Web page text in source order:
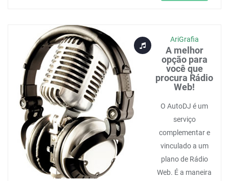
AriGrafia
A melhor
opção para
você que
procura Rádio
Web!
O AutoDJ é um
serviço
complementar e
vinculado a um
plano de Rádio
Web. É a maneira